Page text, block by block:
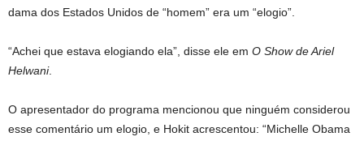
dama dos Estados Unidos de “homem” era um “elogio”.
“Achei que estava elogiando ela”, disse ele em O Show de Ariel
Helwani.
O apresentador do programa mencionou que ninguém considerou
esse comentário um elogio, e Hokit acrescentou: “Michelle Obama